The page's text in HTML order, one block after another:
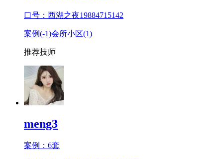
口号：西湖之夜19884715142
案例(-1)会所小区(1)
推荐技师
meng3
案例： 6套